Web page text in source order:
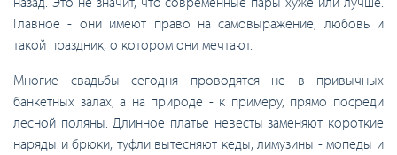
Главное - они имеют право на самовыражение, любовь и
такой праздник, о котором они мечтают.
Многие свадьбы сегодня проводятся не в привычных
банкетных залах, а на природе - к примеру, прямо посреди
лесной поляны. Длинное платье невесты заменяют короткие
наряды и брюки, туфли вытесняют кеды, лимузины - мопеды и